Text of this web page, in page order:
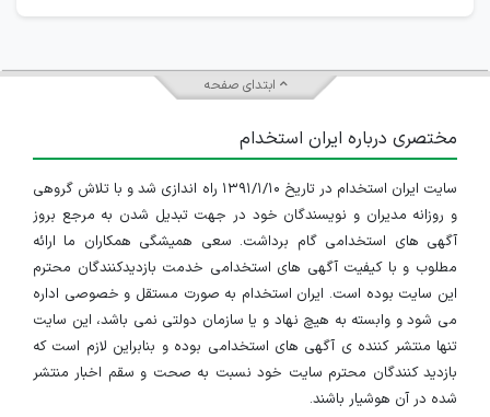
ابتدای صفحه
مختصری درباره ایران استخدام
سایت ایران استخدام در تاریخ ۱۳۹۱/۱/۱۰ راه اندازی شد و با تلاش گروهی
و روزانه مدیران و نویسندگان خود در جهت تبدیل شدن به مرجع بروز
آگهی های استخدامی گام برداشت. سعی همیشگی همکاران ما ارائه
مطلوب و با کیفیت آگهی های استخدامی خدمت بازدیدکنندگان محترم
این سایت بوده است. ایران استخدام به صورت مستقل و خصوصی اداره
می شود و وابسته به هیچ نهاد و یا سازمان دولتی نمی باشد، این سایت
تنها منتشر کننده ی آگهی های استخدامی بوده و بنابراین لازم است که
بازدید کنندگان محترم سایت خود نسبت به صحت و سقم اخبار منتشر
شده در آن هوشیار باشند.